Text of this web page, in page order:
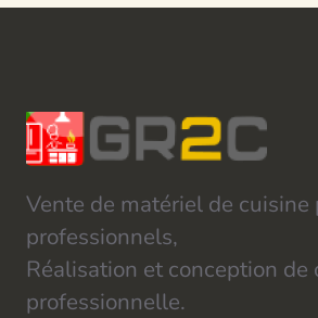
Vente de matériel de cuisine
professionnels,
Réalisation et conception de
professionnelle.